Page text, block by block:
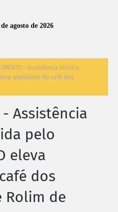
agosto de 2026
- Assistência técnica
qualidade do café dos
- Assistência
pelo
eleva
dos
Rolim de